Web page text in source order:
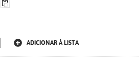
ADICIONAR À LISTA